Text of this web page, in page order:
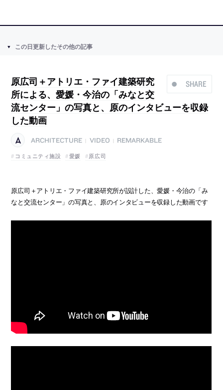
この日更新したその他の記事
SHARE
原広司＋アトリエ・ファイ建築研究
所による、愛媛・今治の「みなと交
流センター」の写真と、原のインタビューを収録
した動画
ARCHITECTURE VIDEO
REMARKABLE
コミュニティ施設
愛媛 原広司
原広司＋アトリエ・ファイ建築研究所が設計した、愛媛・今治の「み
なと交流センター」の写真と、原のインタビューを収録した動画です